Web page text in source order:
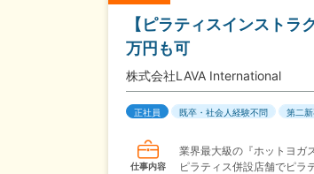
【ピラティスインスト
万円も可
株式会社LAVA International
正社員 既卒・社会人経験不問 第二
仕事内容
業界最大級の『ホットヨガ
ピラティス併設店舗でピラ